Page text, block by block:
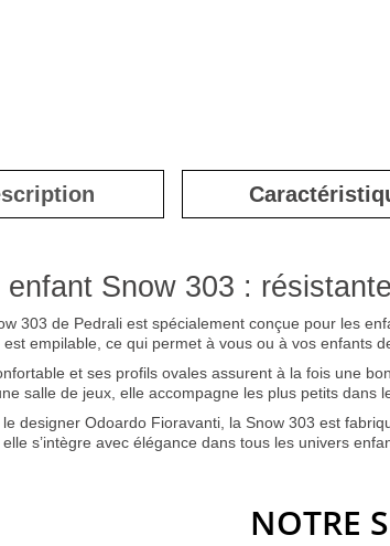
enfant Snow 303 :
303 de Pedrali est spécialement conçue pour les
empilable, ce qui permet à vous ou à vos enfants
et ses profils ovales assurent à la fois une
salle de jeux, elle accompagne les plus petits dans
designer Odoardo Fioravanti, la Snow 303 est
s’intègre avec élégance dans tous les univers
NOTRE